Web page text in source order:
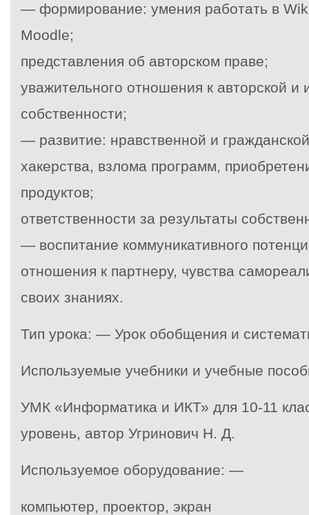
— формирование: умения работать в
Moodle;
представления об авторском праве;
уважительного отношения к авторской и
собственности;
— развитие: нравственной и
хакерства, взлома программ,
продуктов;
ответственности за результаты
— воспитание коммуникативного
отношения к партнеру, чувства
своих знаниях.
Тип урока: — Урок обобщения и
Используемые учебники и учебные
УМК «Информатика и ИКТ» для 10-11
уровень, автор Угринович Н. Д.
Используемое оборудование: —
компьютер, проектор, экран